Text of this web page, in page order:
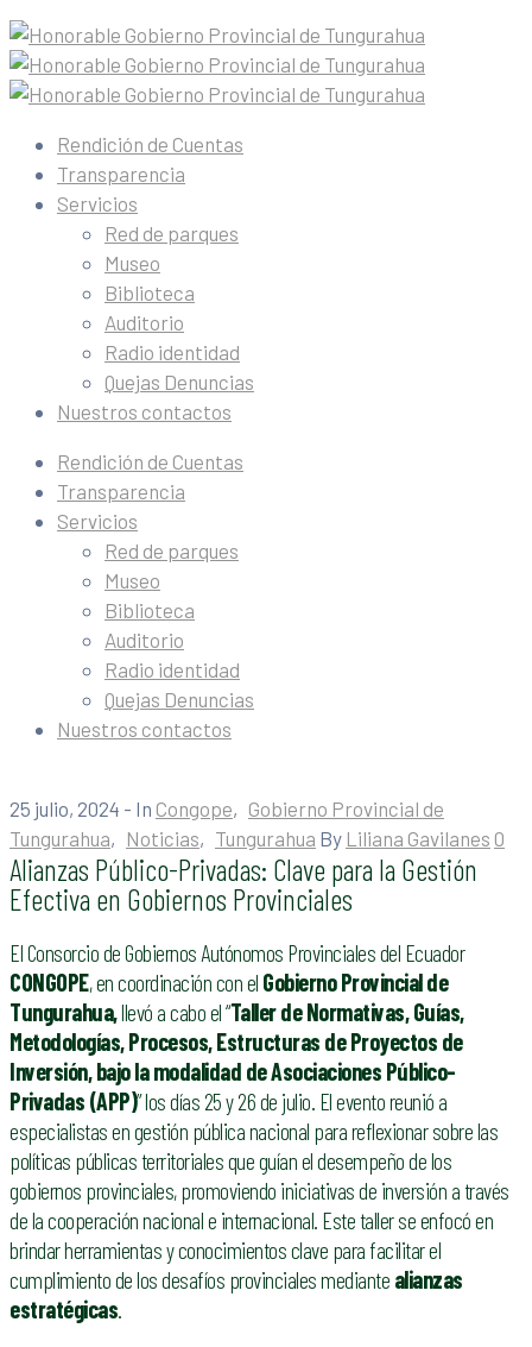
Rendición de Cuentas
Transparencia
Servicios
Red de parques
Museo
Biblioteca
Auditorio
Radio identidad
Quejas Denuncias
Nuestros contactos
Rendición de Cuentas
Transparencia
Servicios
Red de parques
Museo
Biblioteca
Auditorio
Radio identidad
Quejas Denuncias
Nuestros contactos
25 julio, 2024 - In Congope‚ Gobierno Provincial de
Tungurahua‚ Noticias‚ Tungurahua By Liliana Gavilanes 0
Alianzas Público-Privadas: Clave para la Gestión
Efectiva en Gobiernos Provinciales
El Consorcio de Gobiernos Autónomos Provinciales del Ecuador
CONGOPE, en coordinación con el Gobierno Provincial de
Tungurahua,llevó a cabo el “Taller de Normativas, Guías,
Metodologías, Procesos, Estructuras de Proyectos de
Inversión, bajo la modalidad de Asociaciones Público-
Privadas (APP)” los días 25 y 26 de julio. El evento reunió a
especialistas en gestión pública nacional para reflexionar sobre las
políticas públicas territoriales que guían el desempeño de los
gobiernos provinciales, promoviendo iniciativas de inversión a través
de la cooperación nacional e internacional. Este taller se enfocó en
brindar herramientas y conocimientos clave para facilitar el
cumplimiento de los desafíos provinciales mediante alianzas
estratégicas.